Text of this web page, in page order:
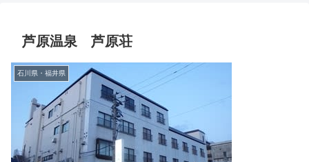
芦原温泉 芦原荘
石川県・福井県